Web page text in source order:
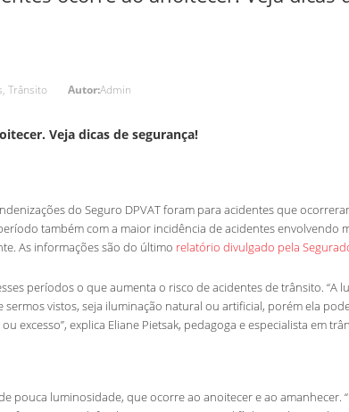
,Trânsito Autor:Admin
Veja dicas de segurança!
do Seguro DPVAT foram para acidentes que
também com a maior incidência de acidentes envolvendo
As informações são do último relatório divulgado pela
períodos o que aumenta o risco de acidentes de trânsito. “A
sermos vistos, seja iluminação natural ou artificial, porém ela
excesso”, explica Eliane Pietsak, pedagoga e especialista em
pouca luminosidade, que ocorre ao anoitecer e ao amanhecer.